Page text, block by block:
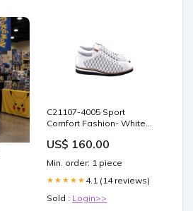
C21107-4005 Sport
Comfort Fashion- White
US$ 160.00
Min. order: 1 piece
★★★★★ 4.1 (14 reviews)
Sold : Login>>